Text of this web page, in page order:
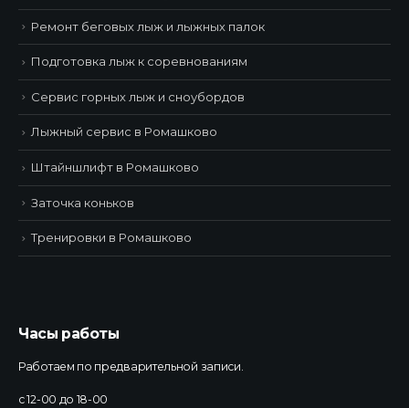
Ремонт беговых лыж и лыжных палок
Подготовка лыж к соревнованиям
Сервис горных лыж и сноубордов
Лыжный сервис в Ромашково
Штайншлифт в Ромашково
Заточка коньков
Тренировки в Ромашково
Часы работы
Работаем по предварительной записи.
с 12-00 до 18-00